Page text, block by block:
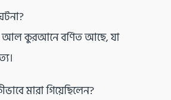
কুরআনে বর্ণিত আছে, যা
মারা গিয়েছিলেন?